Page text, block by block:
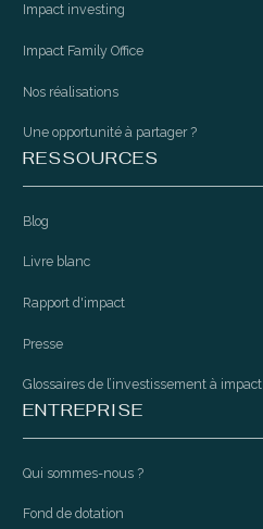
Impact investing
Impact Family Office
Nos réalisations
Une opportunité à partager ?
RESSOURCES
Blog
Livre blanc
Rapport d'impact
Presse
Glossaires de l’investissement à impact
ENTREPRISE
Qui sommes-nous ?
Fond de dotation